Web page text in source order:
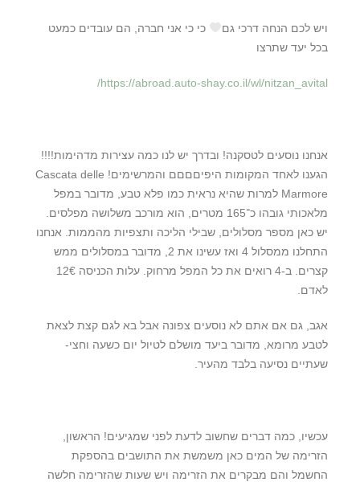
ויש לכם הנחה דרכי גם
כי כי אני חברה, הם עובדים כמעט
בכל יעד שתרצו
https://abroad.auto-shay.co.il/wl/nitzan_avital/
אנחנו נוסעים לטסקנה! ובדרך יש לנו כמה עצירות מדהימות!!!!
הגענו לאחד המקומות היפיםםםם והמרשימים! Cascata delle
Marmore למרות שהיא נראית כמו פלא טבע, מדובר במפל
מלאכותי גובהו כ־165 מטרים, הוא מורכב משלושה מפלסים.
יש כאן מספר מסלולים, שבילי הליכה ותצפיות מהממות. אנחנו
התחלנו ממסלול 4 ואז עשינו את 2, מדובר במסלולים ממש
קצרים. ב-4 רואים את כל המפל מרחוק. עלות הכניסה 12€
לאדם.
אגב, גם אם אתם לא נוסעים צפונה אבל בא לגם קצת לצאת
לטבע מרומא, מדובר ביעד מושלם לטיול יום כשעה וחצי-
שעתיים נסיעה בלבד מהעיר.
עכשיו, כמה דברים שחשוב לדעת לפני שמגיעים! הראשון,
הזרימה של המים כאן משמשת את התושבים בהספקת
החשמל והם מבקרים את הזרימה ויש שעות שהזרימה חלשה